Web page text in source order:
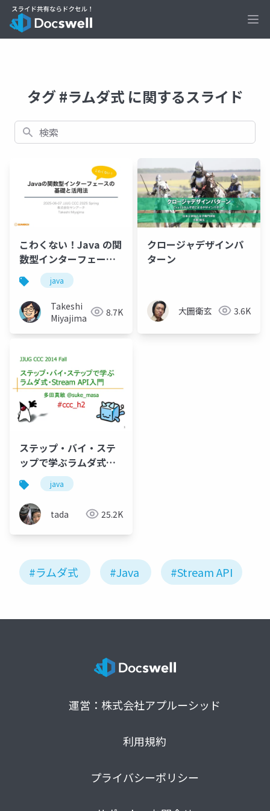
タグ #ラムダ式 に関するスライド
検索
こわくない！Java の関
数型インターフェース
の基礎と活用法
java
Takeshi
Miyajima
8.7K
クロージャデザインパ
ターン
大圖衛玄 3.6K
ステップ・バイ・ステ
ップで学ぶラムダ式・
Stream API入門 #jjug
ccc #ccc_h2
java
tada 25.2K
#ラムダ式 #Java #Stream API
運営：株式会社アプルーシッド
利用規約
プライバシーポリシー